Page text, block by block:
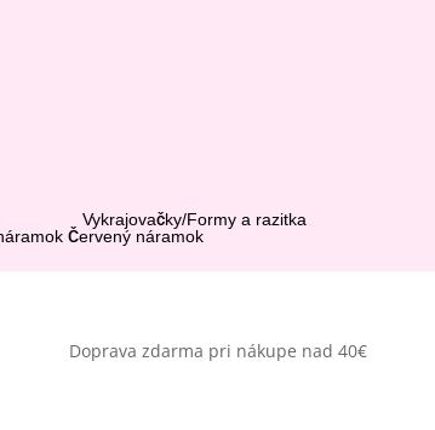
Vykrajovačky/Formy a razitka
Červený náramok
Doprava zdarma pri nákupe nad 40€